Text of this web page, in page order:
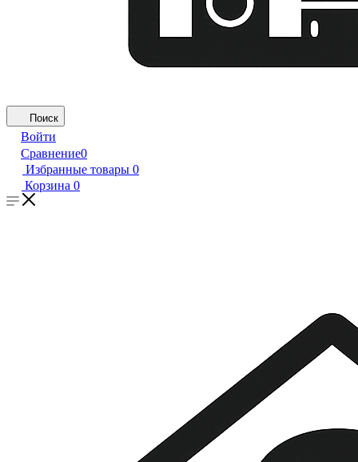
Поиск
Войти
Сравнение0
Избранные товары 0
Корзина 0